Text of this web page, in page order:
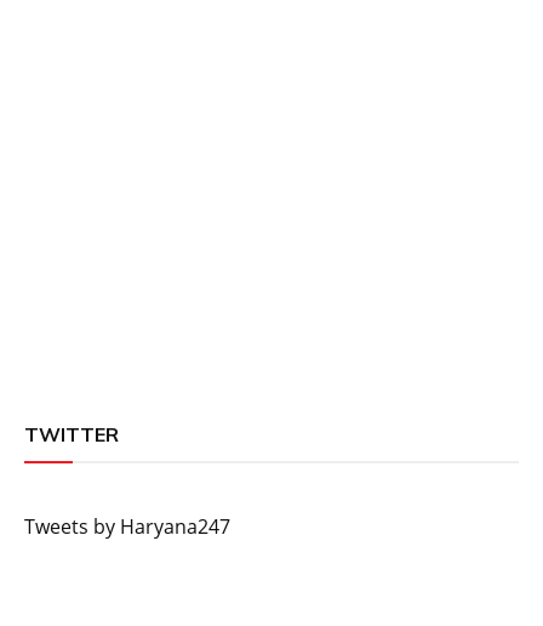
TWITTER
Tweets by Haryana247